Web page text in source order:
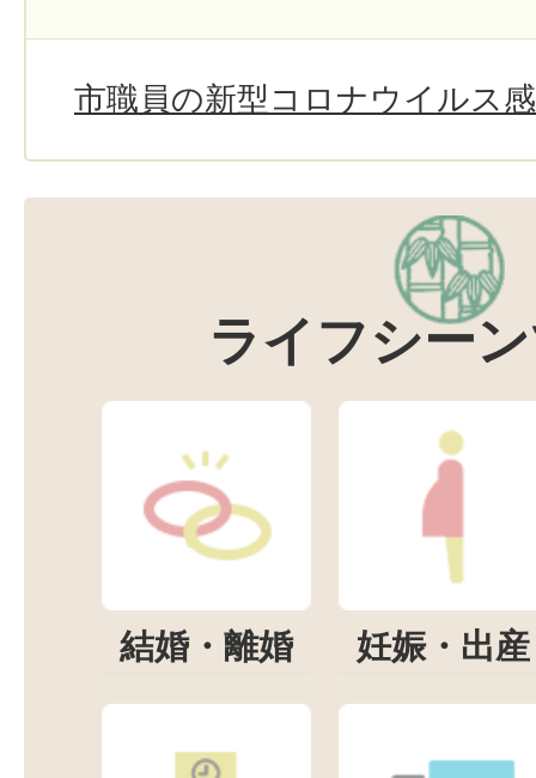
市職員の新型コロナウイルス
ライフシー
結婚・離婚 妊娠・出産